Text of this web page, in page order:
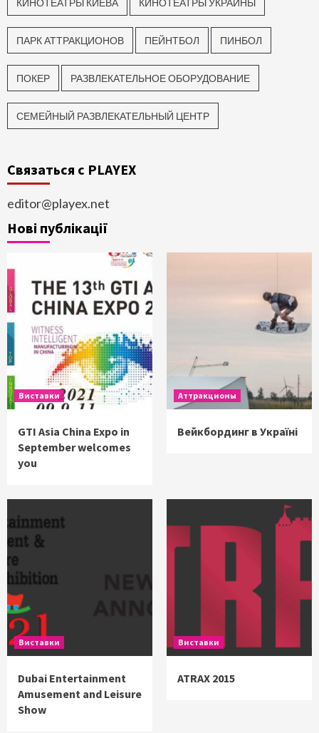
КИНОТЕАТРЫ КИЕВА КИНОТЕАТРЫ УКРАИНЫ
ПАРК АТТРАКЦИОНОВ ПЕЙНТБОЛ ПИНБОЛ
ПОКЕР РАЗВЛЕКАТЕЛЬНОЕ ОБОРУДОВАНИЕ
СЕМЕЙНЫЙ РАЗВЛЕКАТЕЛЬНЫЙ ЦЕНТР
Связаться с PLAYEX
editor@playex.net
Нові публікації
Виставки
GTI Asia China Expo in
September welcomes
you
Аттракционы
Вейкбординг в Україні
Виставки
Dubai Entertainment
Amusement and Leisure
Show
Виставки
ATRAX 2015